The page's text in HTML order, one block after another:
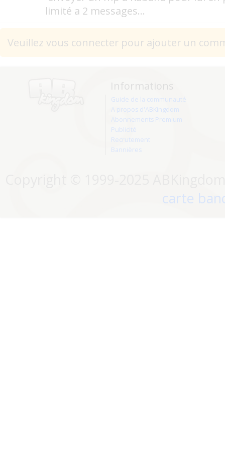
limité a 2 messages...
Veuillez vous connecter pour ajouter un
Informations
Guide de la communauté
A propos d'ABKingdom
Abonnements Premium
Publicité
Recrutement
Bannières
carte